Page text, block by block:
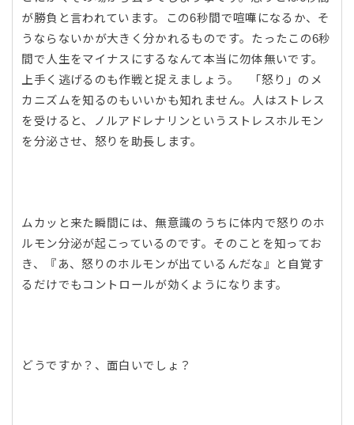
が勝負と言われています。この6秒間で喧嘩になるか、そ
うならないかが大きく分かれるものです。たったこの6秒
間で人生をマイナスにするなんて本当に勿体無いです。
上手く逃げるのも作戦と捉えましょう。 「怒り」のメ
カニズムを知るのもいいかも知れません。人はストレス
を受けると、ノルアドレナリンというストレスホルモン
を分泌させ、怒りを助長します。
ムカッと来た瞬間には、無意識のうちに体内で怒りのホ
ルモン分泌が起こっているのです。そのことを知ってお
き、『あ、怒りのホルモンが出ているんだな』と自覚す
るだけでもコントロールが効くようになります。
どうですか？、面白いでしょ？